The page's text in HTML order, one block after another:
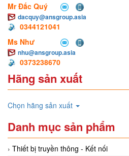
Mr Đắc Quý
dacquy@ansgroup.asia
0344121041
Ms Như
nhu@ansgroup.asia
0373238670
Hãng sản xuất
Chọn hãng sản xuất
Danh mục sản phẩm
Thiết bị truyền thông - Kết nối